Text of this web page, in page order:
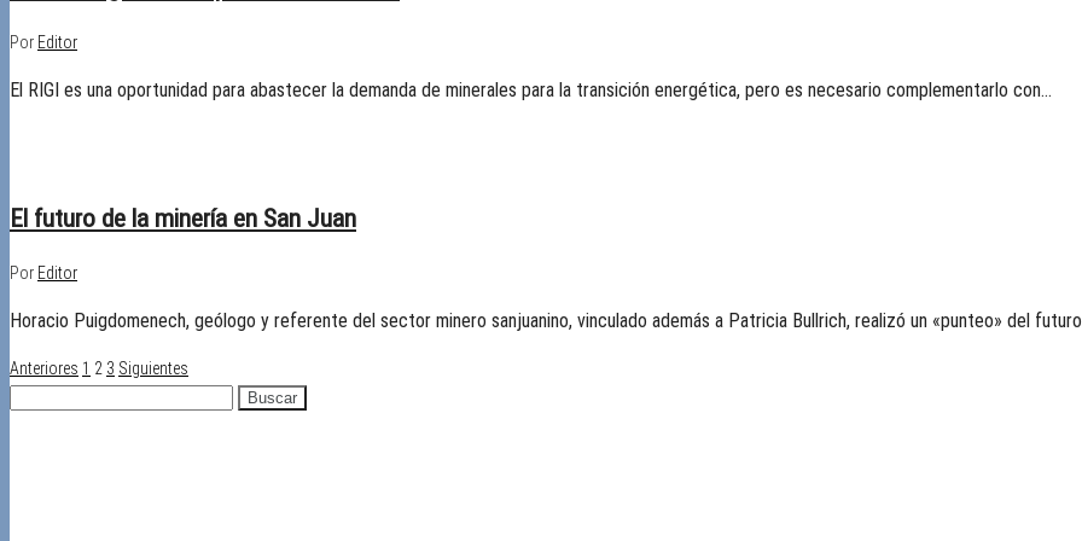
Por Editor
El RIGI es una oportunidad para abastecer la demanda de minerales para la transición energética, pero es necesario complementarlo con…
El futuro de la minería en San Juan
Por Editor
Horacio Puigdomenech, geólogo y referente del sector minero sanjuanino, vinculado además a Patricia Bullrich, realizó un «punteo» del
Paginación
de
Anteriores 1 2 3 Siguientes